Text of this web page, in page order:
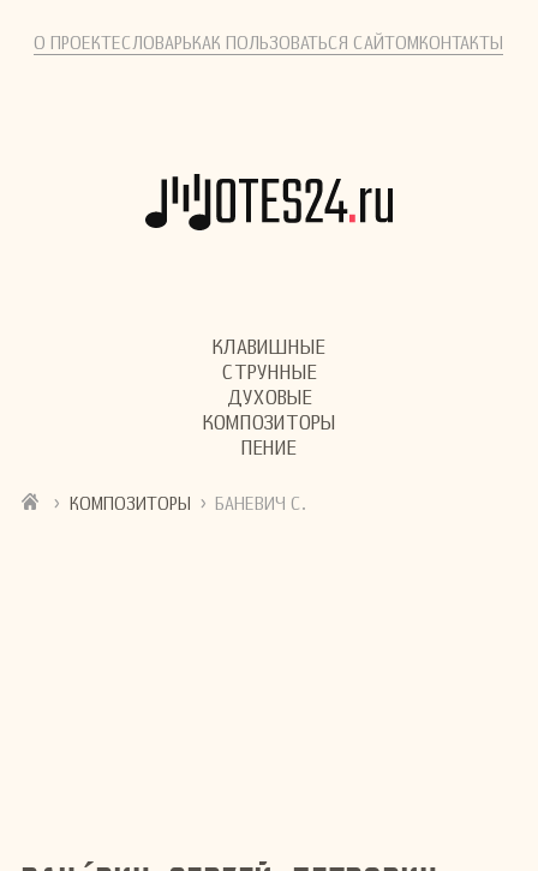
О ПРОЕКТЕСЛОВАРЬКАК ПОЛЬЗОВАТЬСЯ САЙТОМКОНТАКТЫ
КЛАВИШНЫЕ
СТРУННЫЕ
ДУХОВЫЕ
КОМПОЗИТОРЫ
ПЕНИЕ
› КОМПОЗИТОРЫ › БАНЕВИЧ С.